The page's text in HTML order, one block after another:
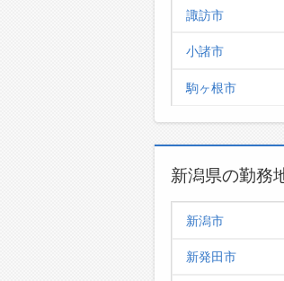
諏訪市
小諸市
駒ヶ根市
新潟県の勤務
新潟市
新発田市